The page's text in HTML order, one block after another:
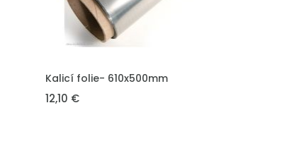
VLOŽIT DO KOŠÍKU
Kalicí folie- 610x500mm
12,10 €